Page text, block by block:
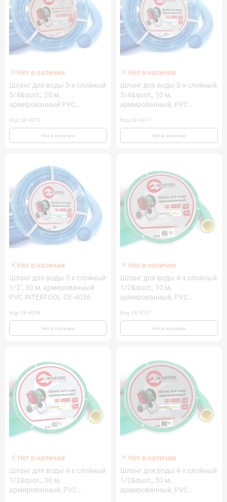
Нет в наличии
Шланг для воды 3-х слойный
3/4&quot;, 20 м,
армированный PVC
Код: GE-4073
Нет в наличии
Нет в наличии
Шланг для воды 3-х слойный
3/4&quot;, 10 м,
армированный, PVC
Код: GE-4071
Нет в наличии
Нет в наличии
Шланг для воды 3-х слойный
1/2", 50 м, армированный
PVC INTERTOOL GE-4056
Код: GE-4056
Нет в наличии
Нет в наличии
Шланг для воды 4-х слойный
1/2&quot;, 10 м,
армированный, PVC
Код: GE-4101
Нет в наличии
Нет в наличии
Шланг для воды 4-х слойный
1/2&quot;, 30 м,
армированный, PVC
Нет в наличии
Шланг для воды 4-х слойный
1/2&quot;, 50 м,
армированный, PVC